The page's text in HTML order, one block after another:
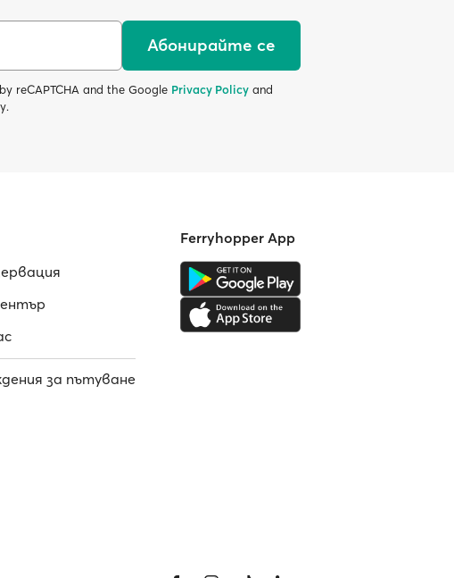
Абонирайте се
reCAPTCHA and the Google Privacy Policy and
за пътуване
Ferryhopper App